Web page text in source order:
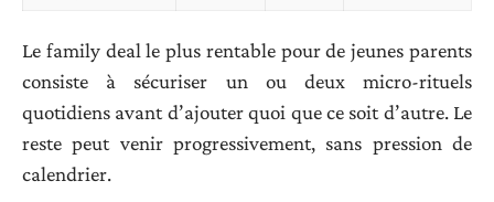
Le family deal le plus rentable pour de jeunes parents
consiste à sécuriser un ou deux micro-rituels
quotidiens avant d’ajouter quoi que ce soit d’autre. Le
reste peut venir progressivement, sans pression de
calendrier.